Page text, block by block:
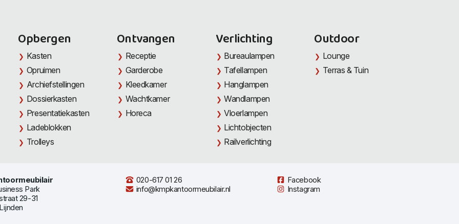
Opbergen
Kasten
Opruimen
Archiefstellingen
Dossierkasten
Presentatiekasten
Ladeblokken
Trolleys
Ontvangen
Receptie
Garderobe
Kleedkamer
Wachtkamer
Horeca
Verlichting
Bureaulampen
Tafellampen
Hanglampen
Wandlampen
Vloerlampen
Lichtobjecten
Railverlichting
Outdoor
Lounge
Terras & Tuin
Park
29-31
020-617 01 26
info@kmpkantoormeubilair.nl
Facebook
Instagram